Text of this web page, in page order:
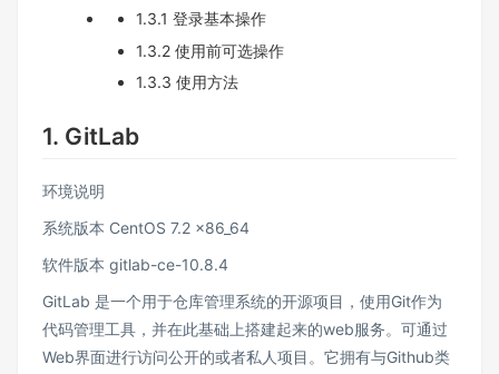
1.3.1 登录基本操作
1.3.2 使用前可选操作
1.3.3 使用方法
1. GitLab
环境说明
系统版本 CentOS 7.2 x86_64
软件版本 gitlab-ce-10.8.4
GitLab 是一个用于仓库管理系统的开源项目，使用Git作为
代码管理工具，并在此基础上搭建起来的web服务。可通过
Web界面进行访问公开的或者私人项目。它拥有与Github类